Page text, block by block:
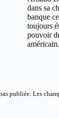
dans sa
banque
toujours
pouvoir
américain.
publiée. Les